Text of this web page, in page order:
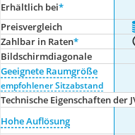
Erhältlich bei*
Preis­vergleich
Zahlbar in Raten*
Bildschirmdiagonale
Geeignete Raumgröße
empfohlener Sitzabstand
Technische Eigenschaften der
Hohe Auflösung